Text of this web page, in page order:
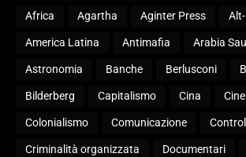
Africa Agartha Aginter Press
America Latina Antimafia Arabia
Astronomia Banche Berlusconi
Bilderberg Capitalismo Cina
Colonialismo Comunicazione
Criminalità organizzata Documentari